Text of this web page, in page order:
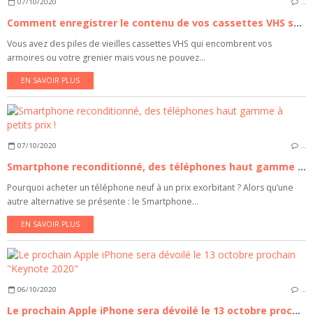
07/10/2020 …
Comment enregistrer le contenu de vos cassettes VHS sur votre ordinateur ?
Vous avez des piles de vieilles cassettes VHS qui encombrent vos
armoires ou votre grenier mais vous ne pouvez...
EN SAVOIR PLUS
07/10/2020 …
Smartphone reconditionné, des téléphones haut gamme à petits prix !
Pourquoi acheter un téléphone neuf à un prix exorbitant ? Alors qu’une
autre alternative se présente : le Smartphone...
EN SAVOIR PLUS
06/10/2020
Le prochain Apple iPhone sera dévoilé le 13 octobre prochain "Keynote 2020"